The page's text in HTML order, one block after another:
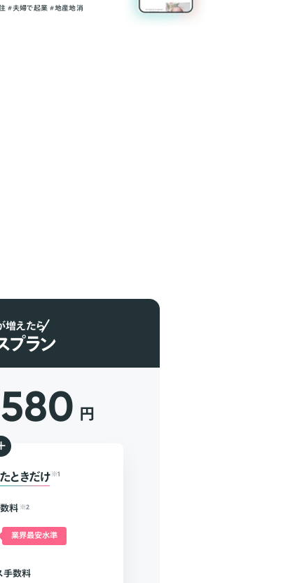
#夫婦で起業 #地産地消
増えたら
プラン
円
ときだけ ※1
料 ※2
業界最安水準
手数料